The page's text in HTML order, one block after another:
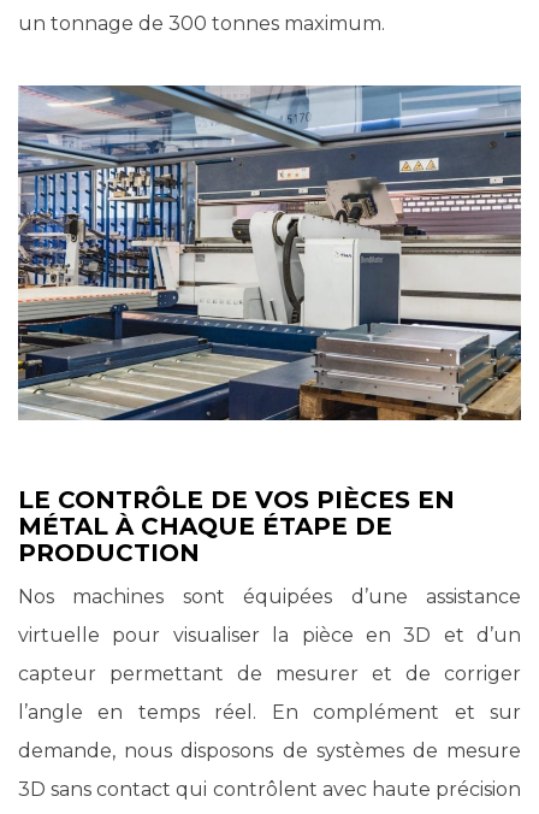
un tonnage de 300 tonnes maximum.
LE CONTRÔLE DE VOS PIÈCES EN
MÉTAL À CHAQUE ÉTAPE DE
PRODUCTION
Nos machines sont équipées d’une assistance
virtuelle pour visualiser la pièce en 3D et d’un
capteur permettant de mesurer et de corriger
l’angle en temps réel. En complément et sur
demande, nous disposons de systèmes de mesure
3D sans contact qui contrôlent avec haute précision